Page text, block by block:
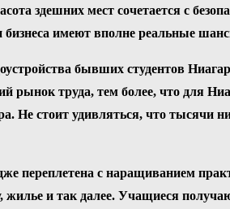
здешних мест сочетается с
имеют вполне реальные
бывших студентов
труда, тем более, что для
Не стоит удивляться, что тысячи
переплетена с наращиванием
и так далее. Учащиеся